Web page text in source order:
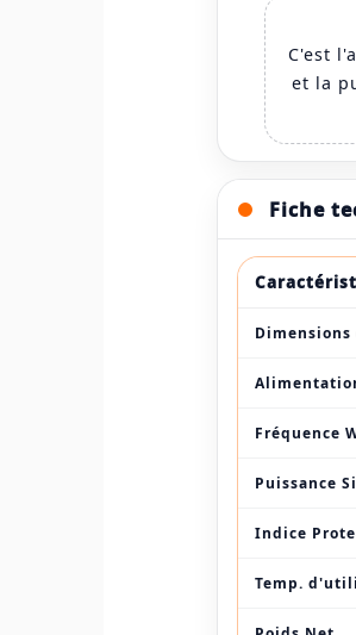
C'est
et la
Fiche
Dimensions
Fréquence
Puissance
Indice
Temp.